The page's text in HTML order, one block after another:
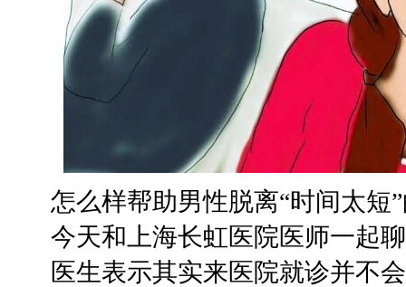
怎么样帮助男性脱离“时间太短”
今天和上海长虹医院医师一起聊
医生表示其实来医院就诊并不